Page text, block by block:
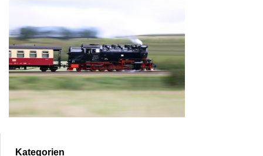
Kategorien